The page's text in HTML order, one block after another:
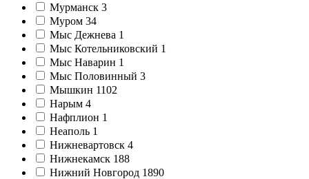
Мурманск 3
Муром 34
Мыс Дежнева 1
Мыс Котельниковский 1
Мыс Наварин 1
Мыс Половинный 3
Мышкин 1102
Нарым 4
Нафплион 1
Неаполь 1
Нижневартовск 4
Нижнекамск 188
Нижний Новгород 1890